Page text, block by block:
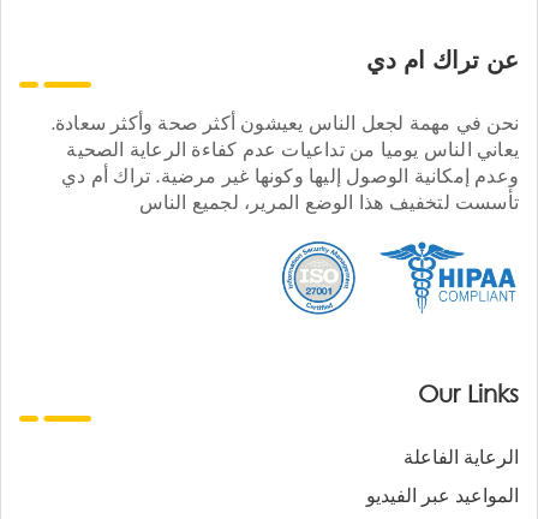
عن تراك ام دي
نحن في مهمة لجعل الناس يعيشون أكثر صحة وأكثر سعادة.
يعاني الناس يوميا من تداعيات عدم كفاءة الرعاية الصحية
وعدم إمكانية الوصول إليها وكونها غير مرضية. تراك أم دي
تأسست لتخفيف هذا الوضع المرير، لجميع الناس
Our Links
الرعاية الفاعلة
المواعيد عبر الفيديو